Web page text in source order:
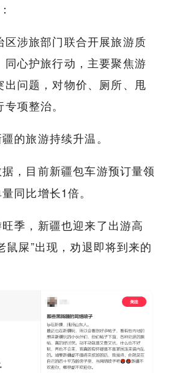
区涉旅部门联合开展旅游质
同心护旅行动，主要聚焦游
出问题，对物价、厕所、甩
项整治。
的旅游持续升温。
，目前新疆包车游预订量领
同比增长1倍。
季，新疆也迎来了出游高
鼠屎”出现，劝退即将到来的